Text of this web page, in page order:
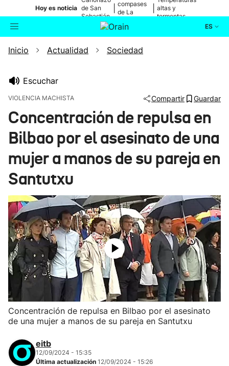
Hoy es noticia de San
Sebastián
compases
de La
altas y
tormentas
ES
Buscador Actualidad
Ikusmiran
Eguraldia
Inicio Actualidad Sociedad
Escuchar
VIOLENCIA MACHISTA Compartir Guardar
Concentración de repulsa en
Bilbao por el asesinato de una
mujer a manos de su pareja en
Santutxu
Concentración de repulsa en Bilbao por el asesinato
de una mujer a manos de su pareja en Santutxu
eitb
12/09/2024 - 15:35
Última actualización 12/09/2024 - 15:26